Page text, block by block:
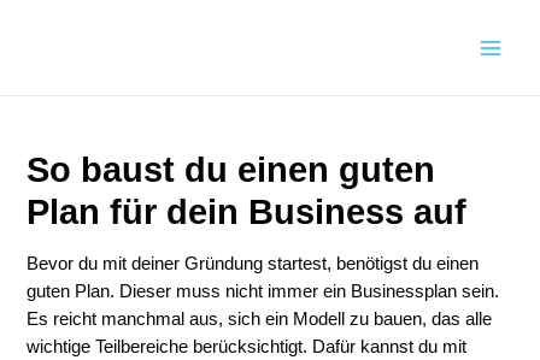
So baust du einen guten
Plan für dein Business auf
Bevor du mit deiner Gründung startest, benötigst du einen
guten Plan. Dieser muss nicht immer ein Businessplan sein.
Es reicht manchmal aus, sich ein Modell zu bauen, das alle
wichtige Teilbereiche berücksichtigt. Dafür kannst du mit